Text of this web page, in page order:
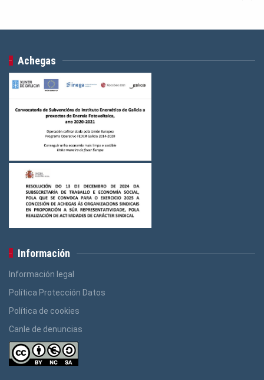
Achegas
Información
Información legal
Política Protección Datos
Política de cookies
Canle de denuncias